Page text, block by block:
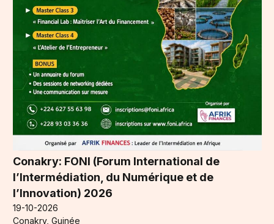
Conakry: FONI (Forum International de
l’Intermédiation, du Numérique et de
l’Innovation) 2026
19-10-2026
Conakry, Guinée